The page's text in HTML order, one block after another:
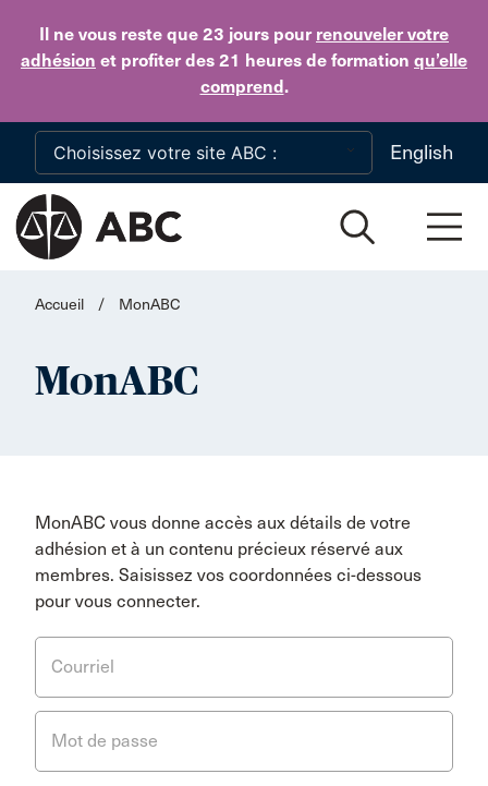
Il ne vous reste que 23 jours pour renouveler votre
adhésion et profiter des 21 heures de formation qu’elle
comprend.
Skip to main content
English
Accueil / MonABC
MonABC
MonABC vous donne accès aux détails de votre
adhésion et à un contenu précieux réservé aux
membres. Saisissez vos coordonnées ci-dessous
pour vous connecter.
Courriel
Mot de passe